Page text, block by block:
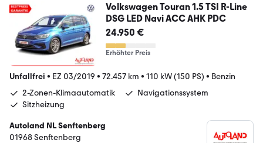
Volkswagen Touran 1.5 TSI R-Line
DSG LED Navi ACC AHK PDC
24.950 €
Erhöhter Preis
Unfallfrei • EZ 03/2019 • 72.457 km • 110 kW (150 PS) • Benzin
2-Zonen-Klimaautomatik
Navigationssystem
Sitzheizung
Autoland NL Senftenberg
01968 Senftenberg